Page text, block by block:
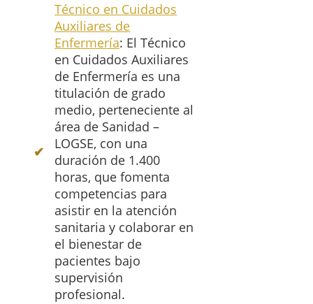
Técnico en Cuidados
Auxiliares de
Enfermería: El Técnico
en Cuidados Auxiliares
de Enfermería es una
titulación de grado
medio, perteneciente al
área de Sanidad –
LOGSE, con una
duración de 1.400
horas, que fomenta
competencias para
asistir en la atención
sanitaria y colaborar en
el bienestar de
pacientes bajo
supervisión
profesional.